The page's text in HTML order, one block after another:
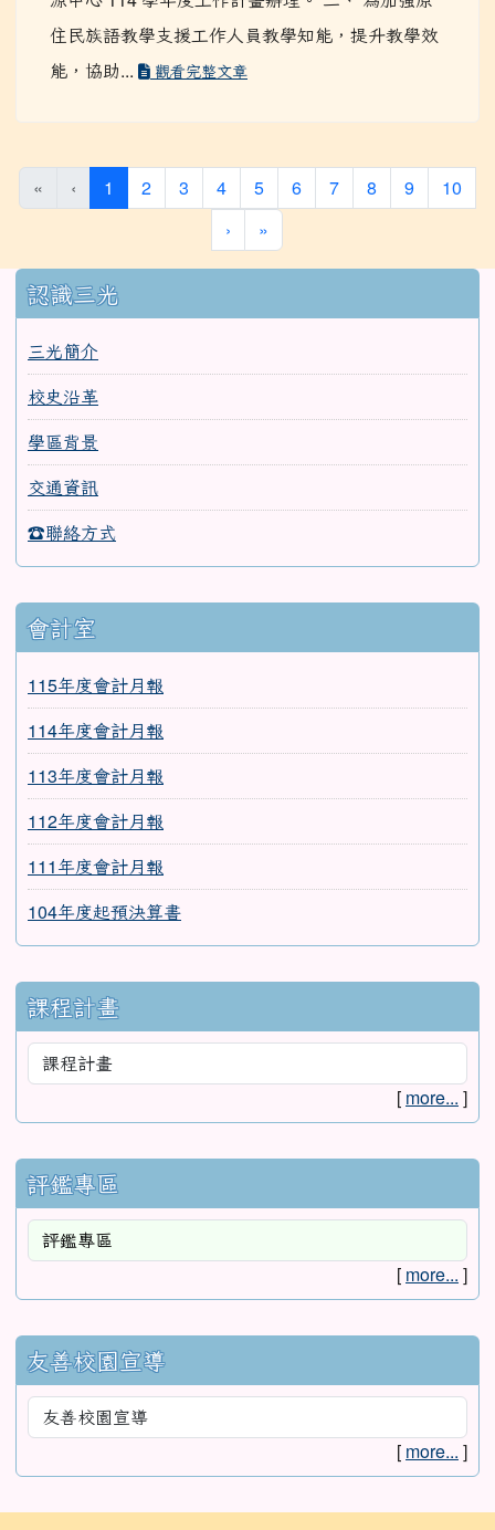
源中心 114 學年度工作計畫辦理。 二、 為加強原
住民族語教學支援工作人員教學知能，提升教學效
« ‹ 1(current)
2 3 4 5 6 7 8 9
10
›
»
認識三光
三光簡介
校史沿革
學區背景
交通資訊
會計室
115年度會計月報
114年度會計月報
113年度會計月報
112年度會計月報
111年度會計月報
課程計畫
[more...]
評鑑專區
[more...]
友善校園宣導
[more...]